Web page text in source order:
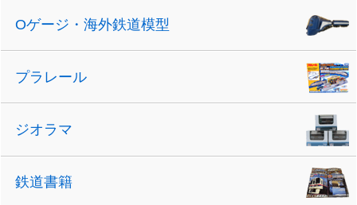
Oゲージ・海外鉄道模型
プラレール
ジオラマ
鉄道書籍